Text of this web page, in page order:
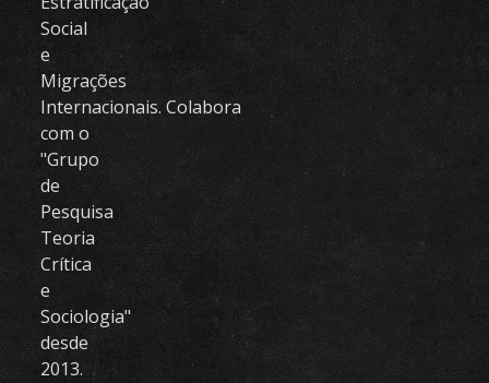
Social
e
Migrações
Internacionais. Colabora
com o
"Grupo
de
Pesquisa
Teoria
Crítica
e
Sociologia"
desde
2013.